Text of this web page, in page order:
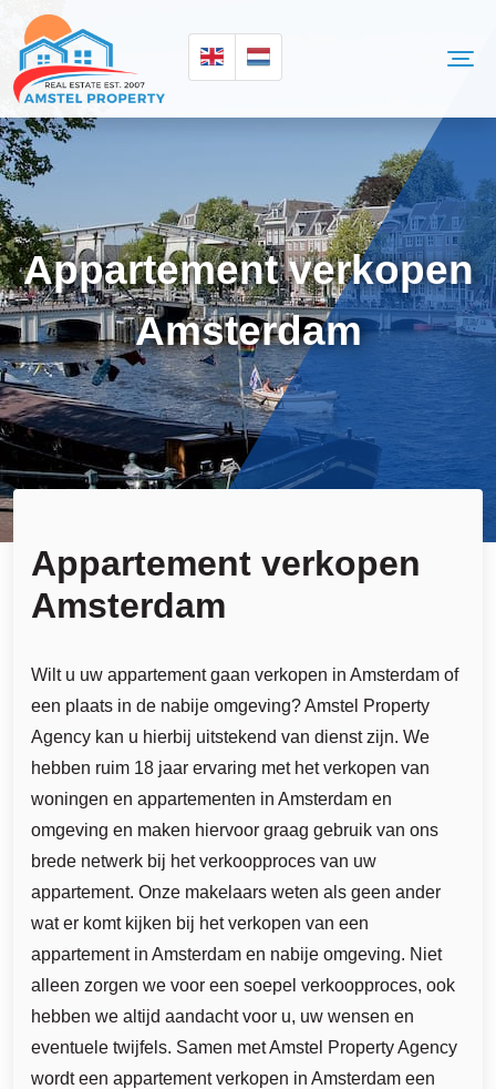
Appartement verkopen
Amsterdam
Appartement verkopen
Amsterdam
Wilt u uw appartement gaan verkopen in Amsterdam of
een plaats in de nabije omgeving? Amstel Property
Agency kan u hierbij uitstekend van dienst zijn. We
hebben ruim 18 jaar ervaring met het verkopen van
woningen en appartementen in Amsterdam en
omgeving en maken hiervoor graag gebruik van ons
brede netwerk bij het verkoopproces van uw
appartement. Onze makelaars weten als geen ander
wat er komt kijken bij het verkopen van een
appartement in Amsterdam en nabije omgeving. Niet
alleen zorgen we voor een soepel verkoopproces, ook
hebben we altijd aandacht voor u, uw wensen en
eventuele twijfels. Samen met Amstel Property Agency
wordt een appartement verkopen in Amsterdam een